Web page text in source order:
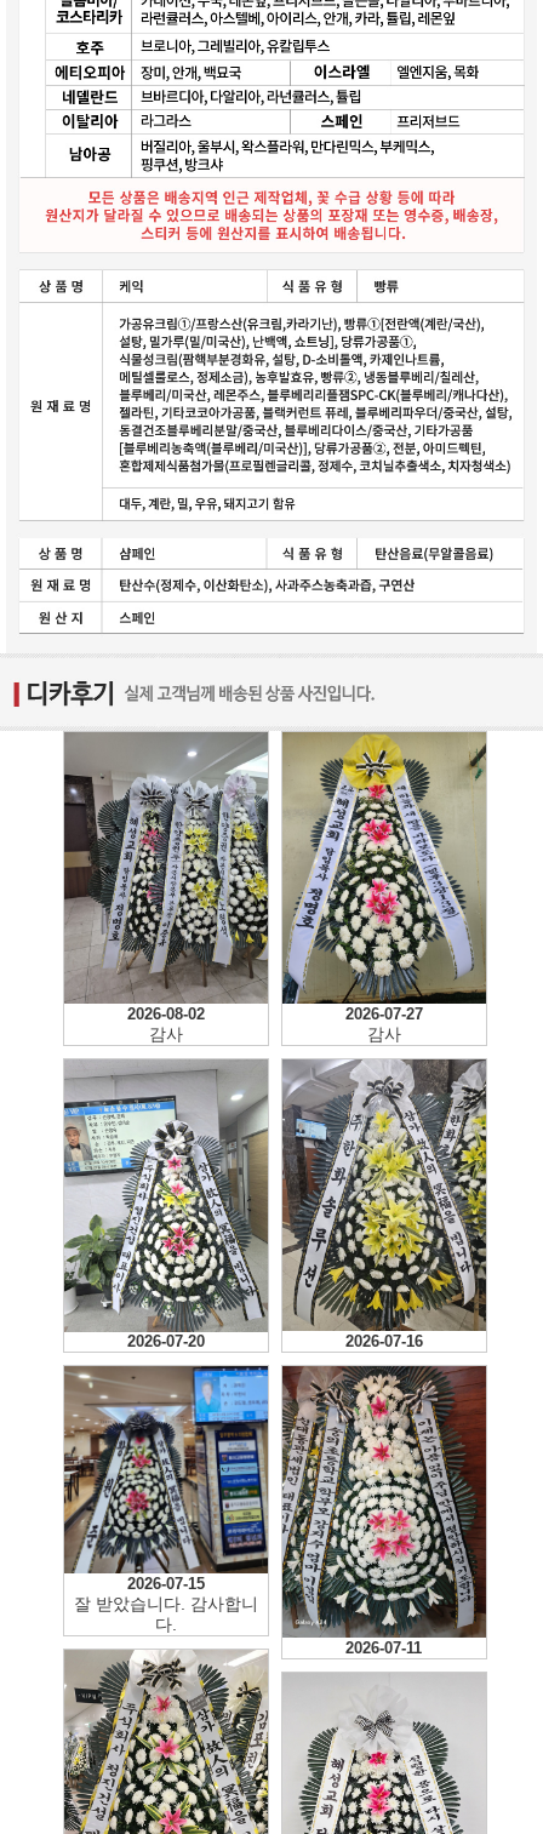
2026-08-02
감사
2026-07-27
감사
2026-07-20 2026-07-16
2026-07-15
잘 받았습니다. 감사합니
다.
2026-07-11